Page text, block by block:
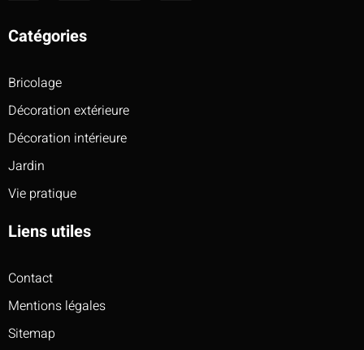
Catégories
Bricolage
Décoration extérieure
Décoration intérieure
Jardin
Vie pratique
Liens utiles
Contact
Mentions légales
Sitemap